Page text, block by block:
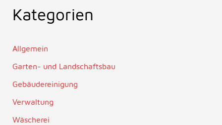
Kategorien
Allgemein
Garten- und Landschaftsbau
Gebäudereinigung
Verwaltung
Wäscherei